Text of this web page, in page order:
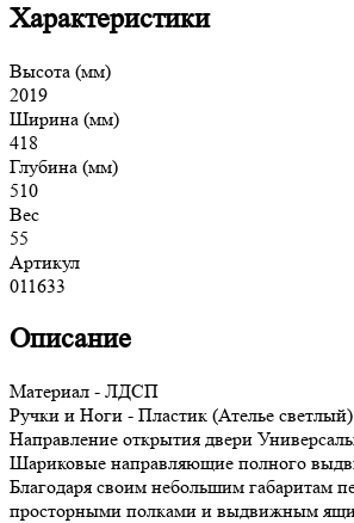
Характеристики
Высота (мм)
2019
Ширина (мм)
418
Глубина (мм)
510
Вес
55
Артикул
011633
Описание
Материал - ЛДСП
Ручки и Ноги - Пластик (Ателье светлый)
Направление открытия двери
Шариковые направляющие полного
Благодаря своим небольшим габаритам
просторными полками и выдвижным